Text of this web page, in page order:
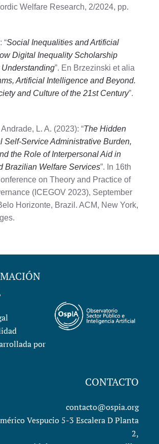
Welfare Research, 2/2024, pp.
“Social Inequalities and Artificial
Digital Inequality Scholarship
”. En Brzezinski et alia
Artificial Intelligence and Beyond.
and Culture of the 21st Century”.
L. A. (2023): “The Hidden
Self-Service Administrative Burden,
the Role of Interpersonal Aid in
Brazilian Welfare Services”. In 16th
on Theory and Practice of
(ICEGOV 2023), September
Horizonte, Brazil. ACM, New York,
por
CONTACTO
contacto@ospia.org
Vespucio 5-3 Escalera D Planta
2,